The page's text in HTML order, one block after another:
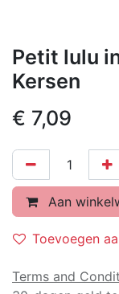
Petit lulu
Kersen
€ 7,09
Aan
Toevoegen
Terms and